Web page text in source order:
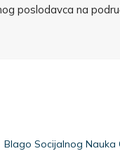
poslodavca na
Blago Socijalnog Nauka